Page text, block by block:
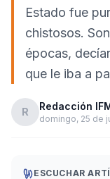
Estado fue
chistosos.
épocas,
que le iba a
R Redacción
domingo, 25 de
ESCUCHAR